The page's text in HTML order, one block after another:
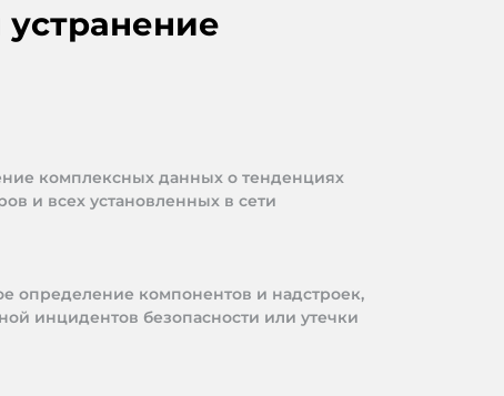
комплексных данных о тенденциях
и всех установленных в сети
определение компонентов и надстроек,
инцидентов безопасности или утечки